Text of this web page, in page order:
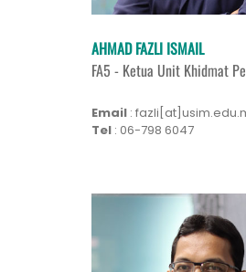
AHMAD FAZLI ISMAIL
FA5 - Ketua Unit Khidmat
Email :
Tel : 06-798 6047